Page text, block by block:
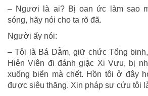
– Ngươi là ai? Bị oan ức làm sao
sóng, hãy nói cho ta rõ đã.
Người ấy nói:
– Tôi là Bá Dẫm, giữ chức Tổng
Hiên Viên đi đánh giặc Xi Vưu, bị
xuống biển mà chết. Hồn tôi ở đây
được siêu thăng. Xin pháp sư cứu tôi